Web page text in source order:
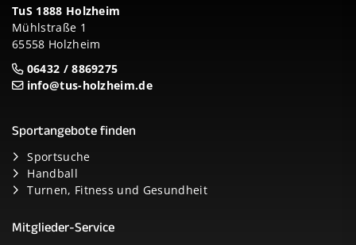
TuS 1888 Holzheim
Mühlstraße 1
65558 Holzheim
06432 / 8869275
info@tus-holzheim.de
Sportangebote finden
Sportsuche
Handball
Turnen, Fitness und Gesundheit
Mitglieder-Service